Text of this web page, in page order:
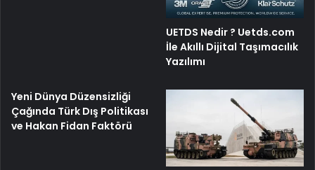
UETDS Nedir ? Uetds.com
İle Akıllı Dijital Taşımacılık
Yazılımı
Yeni Dünya Düzensizliği
Çağında Türk Dış Politikası
ve Hakan Fidan Faktörü